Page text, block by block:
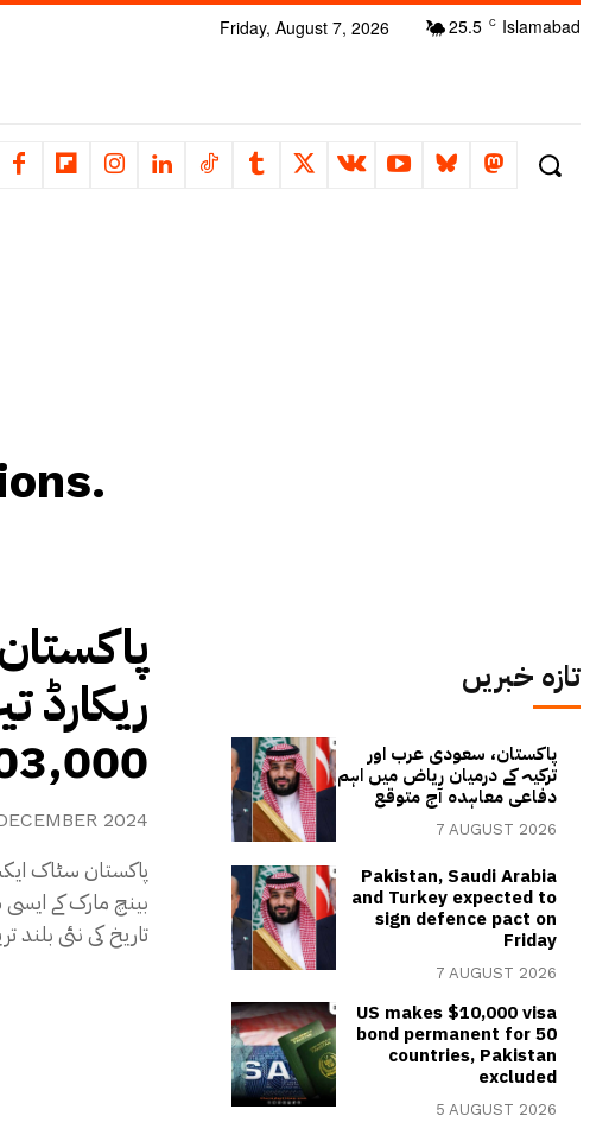
25.5 C Islamabad
Friday, August 7, 2026
103,000کی سطح
2024
پاکستان سٹاک
تاریخ کی نئی بلند ترین سطح
تازہ خبریں
پاکستان، سعودی عرب اور
ترکیہ کے درمیان ریاض میں اہم
دفاعی معاہدہ آج متوقع
7 AUGUST 2026
Pakistan, Saudi Arabia
and Turkey expected to
sign defence pact on
Friday
7 AUGUST 2026
US makes $10,000 visa
bond permanent for 50
countries, Pakistan
excluded
5 AUGUST 2026